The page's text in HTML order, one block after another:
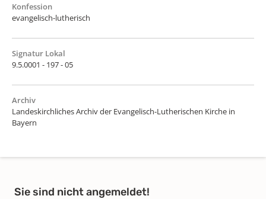
Konfession
evangelisch-lutherisch
Signatur Lokal
9.5.0001 - 197 - 05
Archiv
Landeskirchliches Archiv der Evangelisch-Lutherischen Kirche in
Bayern
Sie sind nicht angemeldet!